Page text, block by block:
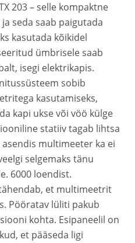
203 – selle kompaktne
seda saab paigutada
kasutada kõikidel
ümbrisele saab
isegi elektrikapis.
sobib
kasutamiseks,
kapi ukse või vöö külge
statiiv tagab lihtsa
multimeeter ka ei
selgemaks tänu
6000 loendist.
et multimeetrit
Pööratav lüliti pakub
kohta. Esipaneelil on
et pääseda ligi